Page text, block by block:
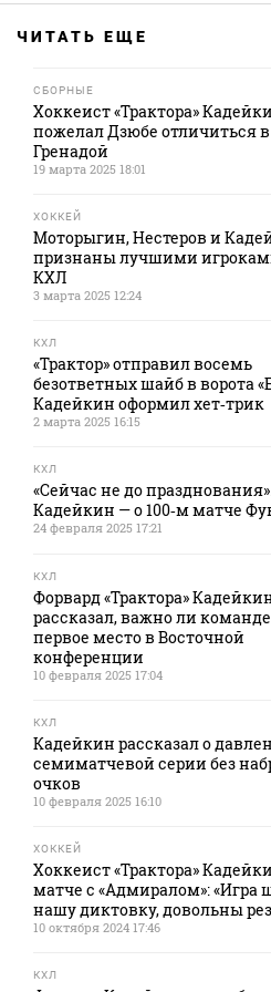
ЧИТАТЬ ЕЩЕ
СБОРНЫЕ
Хоккеист «Трактора»
пожелал Дзюбе отличиться
Гренадой
19 марта 2025 18:01
ХОККЕЙ
Моторыгин, Нестеров и
признаны лучшими
КХЛ
3 марта 2025 12:24
КХЛ
«Трактор» отправил восемь
безответных шайб в ворота
Кадейкин оформил хет‑трик
2 марта 2025 16:15
КХЛ
«Сейчас не до
Кадейкин — о 100‑м матче
24 февраля 2025 17:21
КХЛ
Форвард «Трактора»
рассказал, важно ли
первое место в Восточной
конференции
10 февраля 2025 17:04
КХЛ
Кадейкин рассказал о
семиматчевой серии без
очков
10 февраля 2025 16:10
ХОККЕЙ
Хоккеист «Трактора»
матче с «Адмиралом»: «Игра
нашу диктовку, довольны
10 октября 2024 17:46
КХЛ